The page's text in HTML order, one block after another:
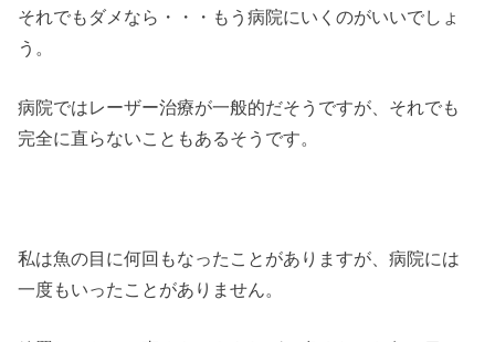
それでもダメなら・・・もう病院にいくのがいいでしょ
う。
病院ではレーザー治療が一般的だそうですが、それでも
完全に直らないこともあるそうです。
私は魚の目に何回もなったことがありますが、病院には
一度もいったことがありません。